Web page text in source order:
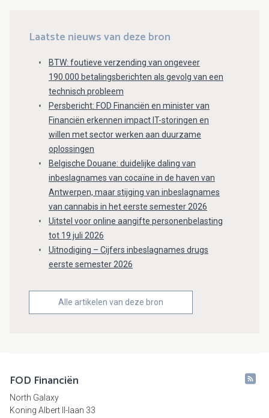
Laatste nieuws van deze bron
BTW: foutieve verzending van ongeveer
190.000 betalingsberichten als gevolg van een
technisch probleem
Persbericht: FOD Financiën en minister van
Financiën erkennen impact IT-storingen en
willen met sector werken aan duurzame
oplossingen
Belgische Douane: duidelijke daling van
inbeslagnames van cocaïne in de haven van
Antwerpen, maar stijging van inbeslagnames
van cannabis in het eerste semester 2026
Uitstel voor online aangifte personenbelasting
tot 19 juli 2026
Uitnodiging – Cijfers inbeslagnames drugs
eerste semester 2026
Alle artikelen van deze bron
FOD Financiën
North Galaxy
Koning Albert II-laan 33